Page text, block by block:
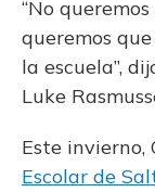
“No
queremos
la escuela”,
Luke
Este invierno,
Escolar de